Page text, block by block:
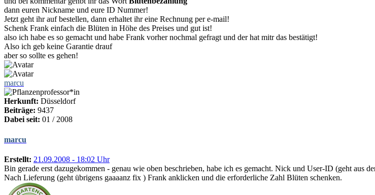
dann euren Nickname und eure ID Nummer!
Jetzt geht ihr auf bestellen, dann erhaltet ihr eine Rechnung per e-mail!
Schenk Frank einfach die Blüten in Höhe des Preises und gut ist!
also ich habe es so gemacht und habe Frank vorher nochmal gefragt und der hat mitr das bestätigt!
Also ich geb keine Garantie drauf
aber so sollte es gehen!
marcu
Herkunft: Düsseldorf
Beiträge: 9437
Dabei seit: 01 / 2008
marcu
Erstellt: 21.09.2008 - 18:02 Uhr
Bin gerade erst dazugekommen - genau wie oben beschrieben, habe ich es gemacht. Nick und User-ID (geht aus
Nach Lieferung (geht übrigens gaaaanz fix ) Frank anklicken und die erforderliche Zahl Blüten schenken.